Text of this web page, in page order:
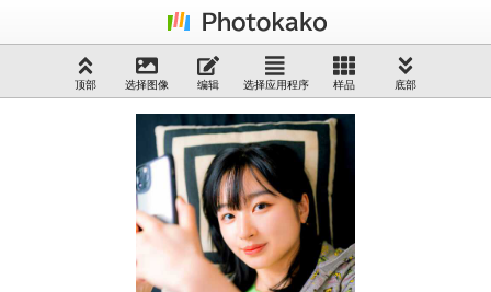
顶部 选择图像 编辑 选择应用程序 样品 底部